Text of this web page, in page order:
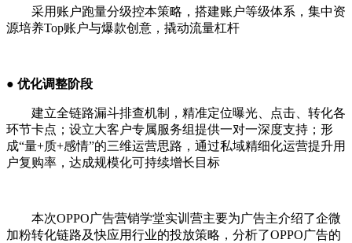
采用账户跑量分级控本策略，搭建账户等级体系，集中资
源培养Top账户与爆款创意，撬动流量杠杆
● 优化调整阶段
建立全链路漏斗排查机制，精准定位曝光、点击、转化各
环节卡点；设立大客户专属服务组提供一对一深度支持；形
成“量+质+感情”的三维运营思路，通过私域精细化运营提升用
户复购率，达成规模化可持续增长目标
本次OPPO广告营销学堂实训营主要为广告主介绍了企微
加粉转化链路及快应用行业的投放策略，分析了OPPO广告的